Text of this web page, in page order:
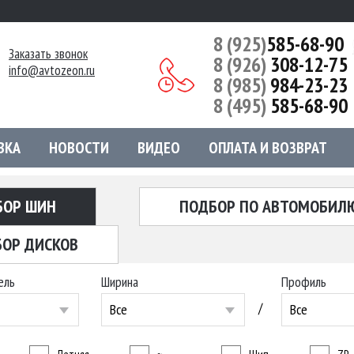
Заказать звонок
info@avtozeon.ru
8 (925)585-68-90
8 (926) 308-12-75
8 (985)984-23-23
8 (495) 585-68-90
НОВОСТИ ВИДЕО ОПЛАТА И ВОЗВРАТ
ШИН
ПОДБОР ПО
ДИСКОВ
Ширина
Все
/
Профиль
Все